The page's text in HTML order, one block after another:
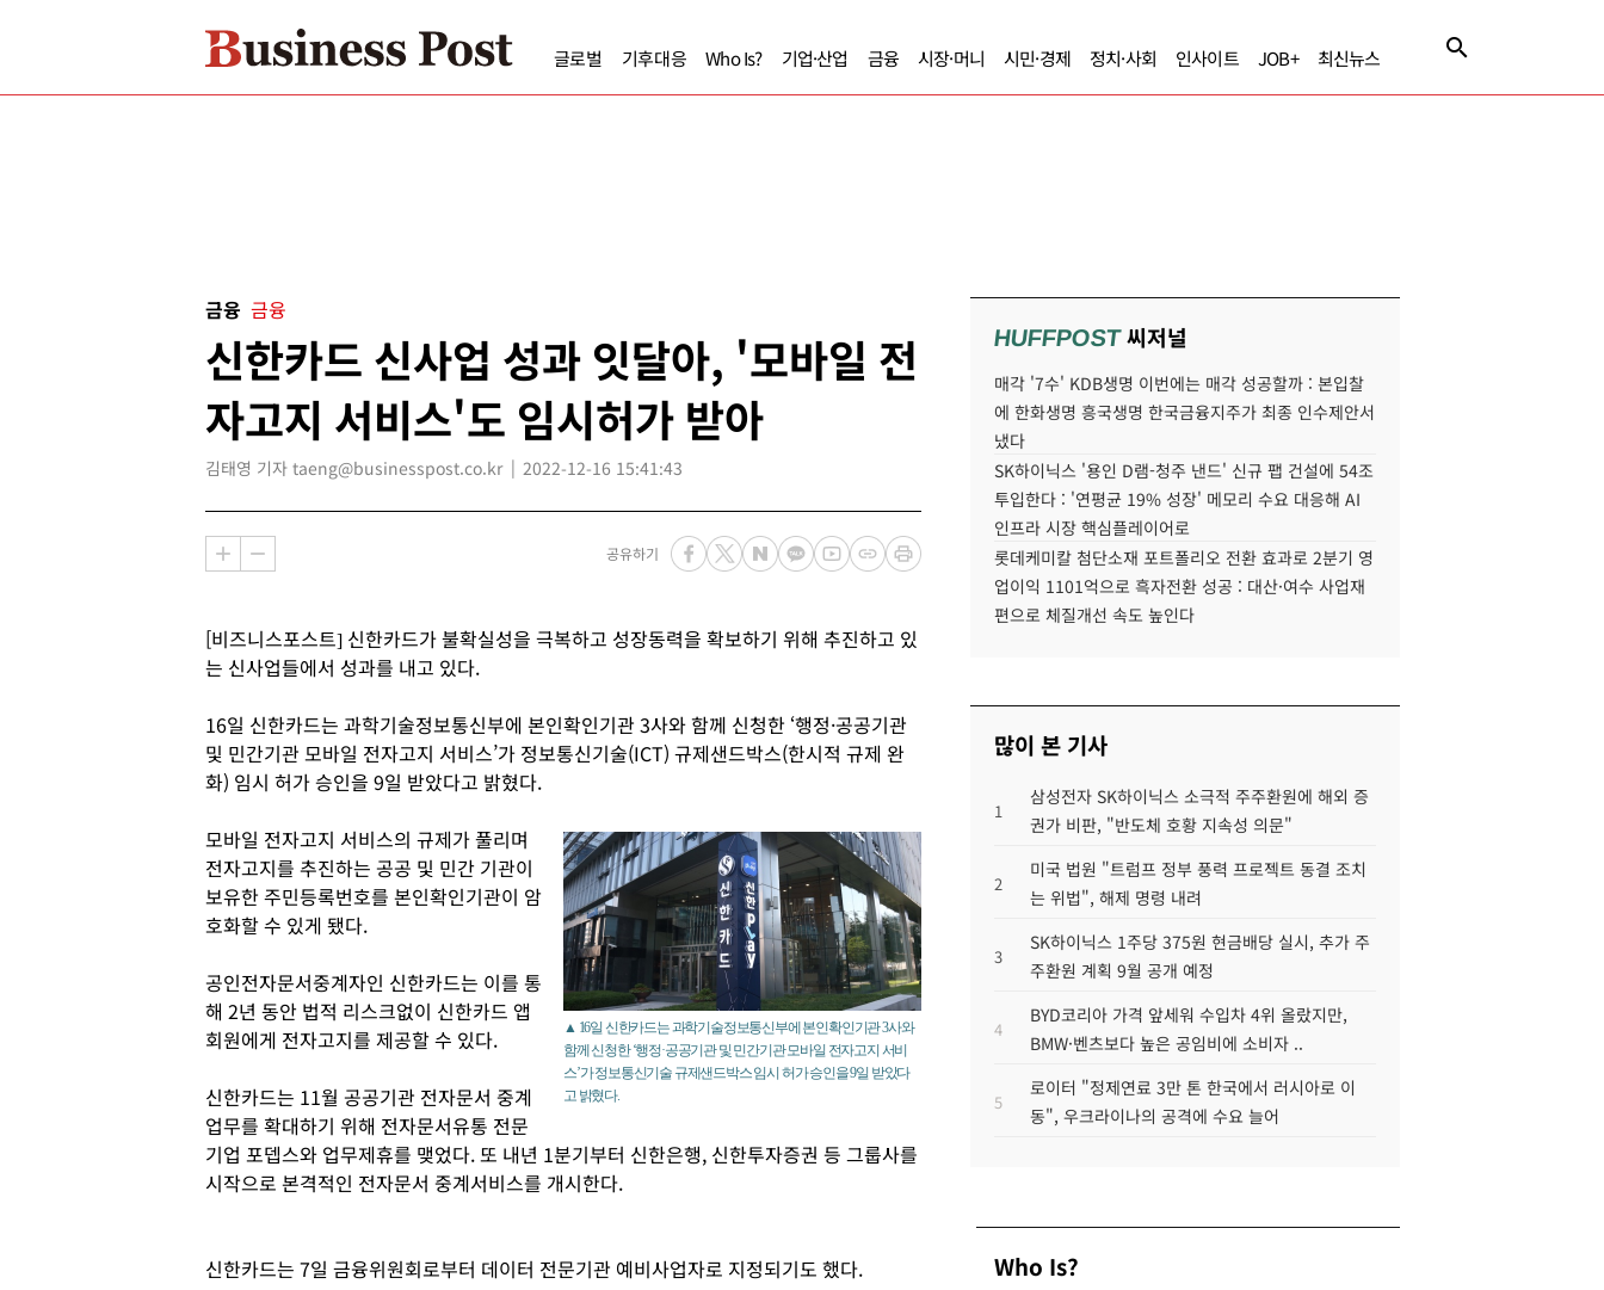
글로벌 기후대응 Who Is? 기업·산업 금융 시장·머니 시민·경제 정치·사회 인사이트 JOB+ 최신뉴스
금융 금융
신한카드 신사업 성과 잇달아, '모바일 전
자고지 서비스'도 임시허가 받아
김태영 기자 taeng@businesspost.co.kr 2022-12-16 15:41:43
공유하기
[비즈니스포스트] 신한카드가 불확실성을 극복하고 성장동력을 확보하기 위해 추진하고 있
는 신사업들에서 성과를 내고 있다.
16일 신한카드는 과학기술정보통신부에 본인확인기관 3사와 함께 신청한 ‘행정·공공기관
및 민간기관 모바일 전자고지 서비스’가 정보통신기술(ICT) 규제샌드박스(한시적 규제 완
화) 임시 허가 승인을 9일 받았다고 밝혔다.
▲ 16일 신한카드는 과학기술정보통신부에 본인확인기관 3사와
함께 신청한 ‘행정·공공기관 및 민간기관 모바일 전자고지 서비
스’가 정보통신기술 규제샌드박스 임시 허가 승인을 9일 받았다
고 밝혔다.
모바일 전자고지 서비스의 규제가 풀리며
전자고지를 추진하는 공공 및 민간 기관이
보유한 주민등록번호를 본인확인기관이 암
호화할 수 있게 됐다.
공인전자문서중계자인 신한카드는 이를 통
해 2년 동안 법적 리스크없이 신한카드 앱
회원에게 전자고지를 제공할 수 있다.
신한카드는 11월 공공기관 전자문서 중계
업무를 확대하기 위해 전자문서유통 전문
기업 포뎁스와 업무제휴를 맺었다. 또 내년 1분기부터 신한은행, 신한투자증권 등 그룹사를
시작으로 본격적인 전자문서 중계서비스를 개시한다.
신한카드는 7일 금융위원회로부터 데이터 전문기관 예비사업자로 지정되기도 했다.
HUFFPOST씨저널
매각 '7수' KDB생명 이번에는 매각 성공할까 : 본입찰
에 한화생명 흥국생명 한국금융지주가 최종 인수제안서
냈다
SK하이닉스 '용인 D램-청주 낸드' 신규 팹 건설에 54조
투입한다 : '연평균 19% 성장' 메모리 수요 대응해 AI
인프라 시장 핵심플레이어로
롯데케미칼 첨단소재 포트폴리오 전환 효과로 2분기 영
업이익 1101억으로 흑자전환 성공 : 대산·여수 사업재
편으로 체질개선 속도 높인다
많이 본 기사
1
삼성전자 SK하이닉스 소극적 주주환원에 해외 증
권가 비판, "반도체 호황 지속성 의문"
2
미국 법원 "트럼프 정부 풍력 프로젝트 동결 조치
는 위법", 해제 명령 내려
3
SK하이닉스 1주당 375원 현금배당 실시, 추가 주
주환원 계획 9월 공개 예정
4
BYD코리아 가격 앞세워 수입차 4위 올랐지만,
BMW·벤츠보다 높은 공임비에 소비자 ..
5
로이터 "정제연료 3만 톤 한국에서 러시아로 이
동", 우크라이나의 공격에 수요 늘어
Who Is?